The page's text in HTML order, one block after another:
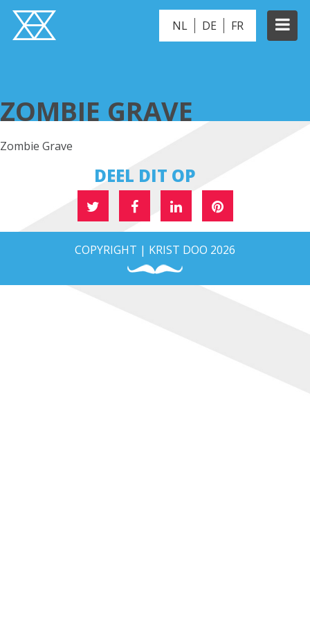
NL DE FR
ZOMBIE GRAVE
Zombie Grave
DEEL DIT OP
COPYRIGHT | KRIST DOO 2026